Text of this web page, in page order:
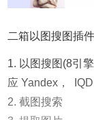
二箱以图搜图插
1. 以图搜图(8引
应 Yandex，
2. 截图搜索